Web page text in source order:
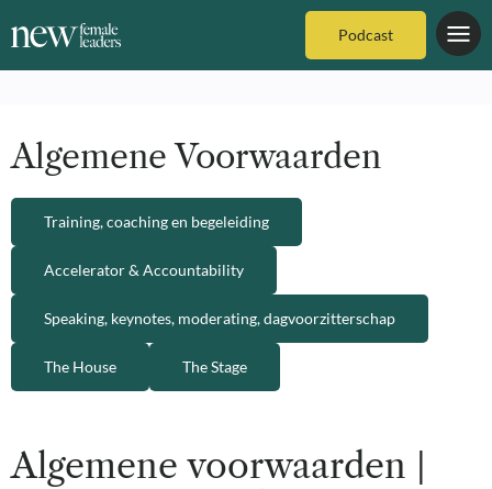
Podcast
Algemene Voorwaarden
Training, coaching en begeleiding
Accelerator & Accountability
Speaking, keynotes, moderating, dagvoorzitterschap
The House The Stage
Algemene voorwaarden |